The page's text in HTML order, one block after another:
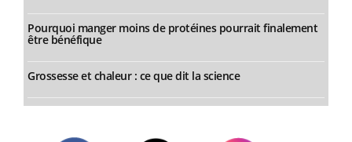
Pourquoi manger moins de protéines pourrait finalement
être bénéfique
Grossesse et chaleur : ce que dit la science